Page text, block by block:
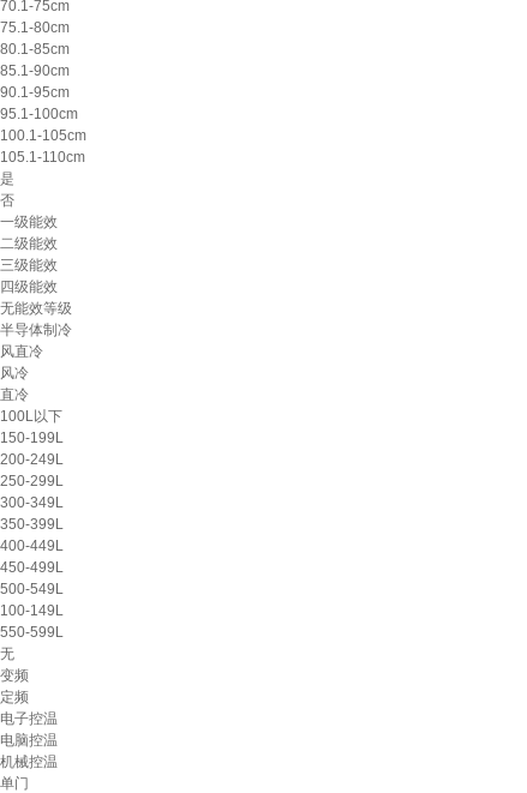
70.1-75cm
75.1-80cm
80.1-85cm
85.1-90cm
90.1-95cm
95.1-100cm
100.1-105cm
105.1-110cm
是
否
一级能效
二级能效
三级能效
四级能效
无能效等级
半导体制冷
风直冷
风冷
直冷
100L以下
150-199L
200-249L
250-299L
300-349L
350-399L
400-449L
450-499L
500-549L
100-149L
550-599L
无
变频
定频
电子控温
电脑控温
机械控温
单门